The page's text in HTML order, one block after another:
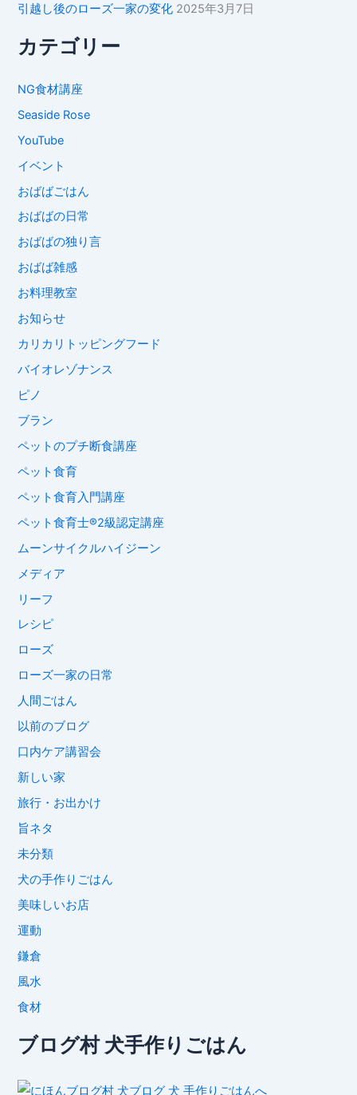
引越し後のローズ一家の変化 2025年3月7日
カテゴリー
NG食材講座
Seaside Rose
YouTube
イベント
おばばごはん
おばばの日常
おばばの独り言
おばば雑感
お料理教室
お知らせ
カリカリトッピングフード
バイオレゾナンス
ピノ
ブラン
ペットのプチ断食講座
ペット食育
ペット食育入門講座
ペット食育士®︎2級認定講座
ムーンサイクルハイジーン
メディア
リーフ
レシピ
ローズ
ローズ一家の日常
人間ごはん
以前のブログ
口内ケア講習会
新しい家
旅行・お出かけ
旨ネタ
未分類
犬の手作りごはん
美味しいお店
運動
鎌倉
風水
食材
ブログ村 犬手作りごはん